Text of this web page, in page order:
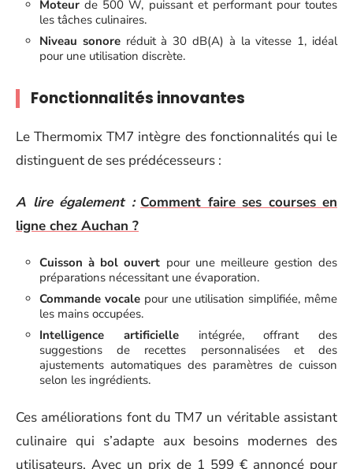
Moteur de 500 W, puissant et performant pour toutes
les tâches culinaires.
Niveau sonoreréduit à 30 dB(A) à la vitesse 1, idéal
pour une utilisation discrète.
Fonctionnalités innovantes
Le Thermomix TM7 intègre des fonctionnalités qui le
distinguent de ses prédécesseurs :
A lire également : Comment faire ses courses en
ligne chez Auchan ?
Cuisson à bol ouvert pour une meilleure gestion des
préparations nécessitant une évaporation.
Commande vocalepour une utilisation simplifiée, même
les mains occupées.
Intelligence artificielleintégrée, offrant des
suggestions de recettes personnalisées et des
ajustements automatiques des paramètres de cuisson
selon les ingrédients.
Ces améliorations font du TM7 un véritable assistant
culinaire qui s’adapte aux besoins modernes des
utilisateurs. Avec un prix de 1 599 € annoncé pour